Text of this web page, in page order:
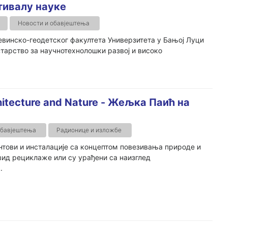
науке
Новости и обавјештења
геодетског факултета Универзитета у Бањoj Луци
за научнотехнолошки развој и високо
and Nature - Жељка Паић на
Радионице и изложбе
и инсталације са концептом повезивања природе и
рециклаже или су урађени са наизглед